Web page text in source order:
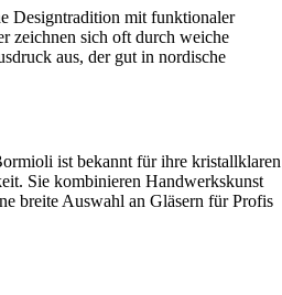
Designtradition mit funktionaler
zeichnen sich oft durch weiche
aus, der gut in nordische
ist bekannt für ihre kristallklaren
Sie kombinieren Handwerkskunst
breite Auswahl an Gläsern für Profis